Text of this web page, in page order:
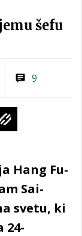
šefu
9
Hang Fu­
Sai-
svetu, ki
24-